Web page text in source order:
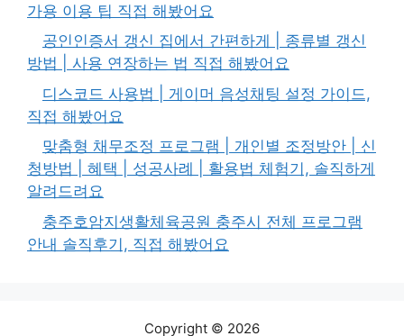
가용 이용 팁 직접 해봤어요
공인인증서 갱신 집에서 간편하게 | 종류별 갱신
방법 | 사용 연장하는 법 직접 해봤어요
디스코드 사용법 | 게이머 음성채팅 설정 가이드,
직접 해봤어요
맞춤형 채무조정 프로그램 | 개인별 조정방안 | 신
청방법 | 혜택 | 성공사례 | 활용법 체험기, 솔직하게
알려드려요
충주호암지생활체육공원 충주시 전체 프로그램
안내 솔직후기, 직접 해봤어요
Copyright © 2026